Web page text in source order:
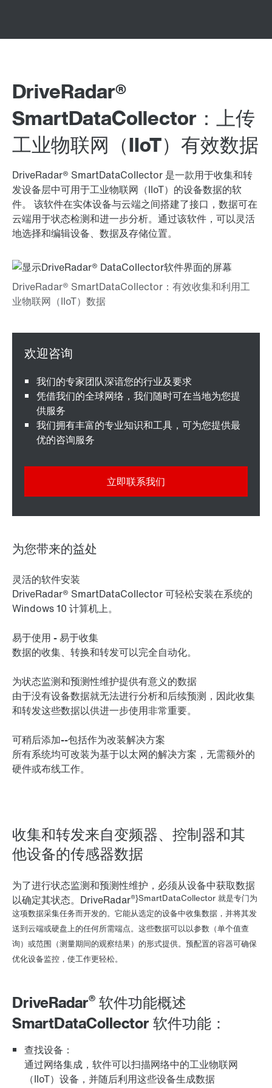
DriveRadar®
SmartDataCollector：上传
工业物联网（IIoT）有效数据
DriveRadar® SmartDataCollector 是一款用于收集和转
发设备层中可用于工业物联网（IIoT）的设备数据的软
件。 该软件在实体设备与云端之间搭建了接口，数据可在
云端用于状态检测和进一步分析。通过该软件，可以灵活
地选择和编辑设备、数据及存储位置。
收集和转发来自变频器、控制器和其
他设备的传感器数据
为了进行状态监测和预测性维护，必须从设备中获取数据
以确定其状态。DriveRadar®}SmartDataCollector 就是专门为
这项数据采集任务而开发的。它能从选定的设备中收集数据，并将其发
送到云端或硬盘上的任何所需端点。这些数据可以以参数（单个值查
询）或范围（测量期间的观察结果）的形式提供。预配置的容器可确保
优化设备监控，使工作更轻松。
DriveRadar® 软件功能概述
SmartDataCollector 软件功能：
查找设备：
通过网络集成，软件可以扫描网络中的工业物联网
（IIoT）设备，并随后利用这些设备生成数据
我们的专家团队深谙您的行业及要求
凭借我们的全球网络，我们随时可在当地为您提
供服务
我们拥有丰富的专业知识和工具，可为您提供最
优的咨询服务
立即联系我们
为您带来的益处
灵活的软件安装
DriveRadar® SmartDataCollector 可轻松安装在系统的
Windows 10 计算机上。
易于使用 - 易于收集
数据的收集、转换和转发可以完全自动化。
为状态监测和预测性维护提供有意义的数据
由于没有设备数据就无法进行分析和后续预测，因此收集
和转发这些数据以供进一步使用非常重要。
可稍后添加--包括作为改装解决方案
所有系统均可改装为基于以太网的解决方案，无需额外的
硬件或布线工作。